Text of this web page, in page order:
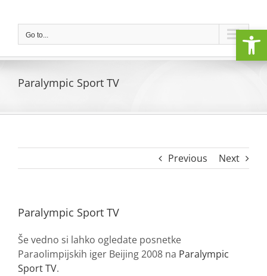
contentGo to...
Paralympic Sport TV
Previous Next
Paralympic Sport TV
Še vedno si lahko ogledate posnetke
Paraolimpijskih iger Beijing 2008 na Paralympic
Sport TV.